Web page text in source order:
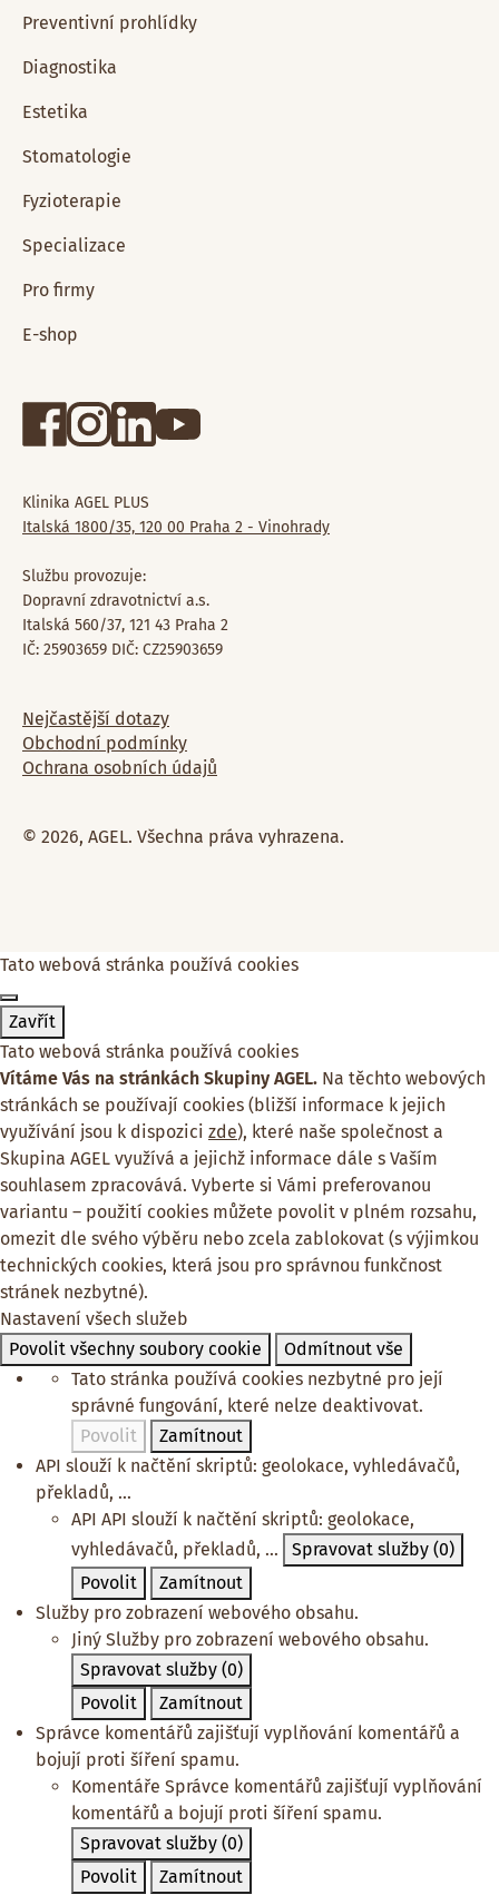
Klinika AGEL PLUS
Italská 1800/35, 120 00 Praha 2 - Vinohrady
Službu provozuje:
Dopravní zdravotnictví a.s.
Italská 560/37, 121 43 Praha 2
IČ: 25903659 DIČ: CZ25903659
Preventivní prohlídky
Diagnostika
Estetika
Stomatologie
Fyzioterapie
Specializace
Pro firmy
E-shop
© 2026, AGEL. Všechna práva vyhrazena.
Nejčastější dotazy
Obchodní podmínky
Ochrana osobních údajů
Tato webová stránka používá cookies
Zavřít
Tato webová stránka používá cookies
Vítáme Vás na stránkách Skupiny AGEL. Na těchto webových
stránkách se používají cookies (bližší informace k jejich
využívání jsou k dispozici zde), které naše společnost a
Skupina AGEL využívá a jejichž informace dále s Vaším
souhlasem zpracovává. Vyberte si Vámi preferovanou
variantu – použití cookies můžete povolit v plném rozsahu,
omezit dle svého výběru nebo zcela zablokovat (s výjimkou
technických cookies, která jsou pro správnou funkčnost
stránek nezbytné).
Nastavení všech služeb
Povolit všechny soubory cookie
Odmítnout vše
Tato stránka používá cookies nezbytné pro její
správné fungování, které nelze deaktivovat.
Povolit
Zamítnout
API slouží k načtění skriptů: geolokace, vyhledávačů,
překladů, ...
API API slouží k načtění skriptů: geolokace,
vyhledávačů, překladů, ...
Spravovat služby (0)
Povolit
Zamítnout
Služby pro zobrazení webového obsahu.
Jiný Služby pro zobrazení webového obsahu.
Spravovat služby (0)
Povolit
Zamítnout
Správce komentářů zajišťují vyplňování komentářů a
bojují proti šíření spamu.
Komentáře Správce komentářů zajišťují vyplňování
komentářů a bojují proti šíření spamu.
Spravovat služby (0)
Povolit
Zamítnout